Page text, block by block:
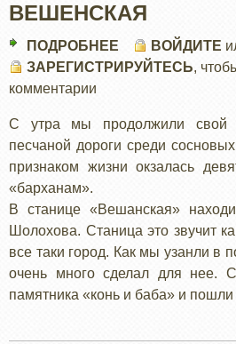
ВЕШЕНСКАЯ
ПОДРОБНЕЕ
ВЕШЕНСКАЯ
ВОЙДИТЕ
ЗАРЕГИСТРИРУЙТЕСЬ,
комментарии
С утра мы продолжили свой
песчаной дороги среди
признаком жизни окзалась
«барханам».
В станице «Вешанская»
Шолохова. Станица это звучит
все таки город. Как мы узанли в
очень много сделал для нее.
памятника «конь и баба» и пошли